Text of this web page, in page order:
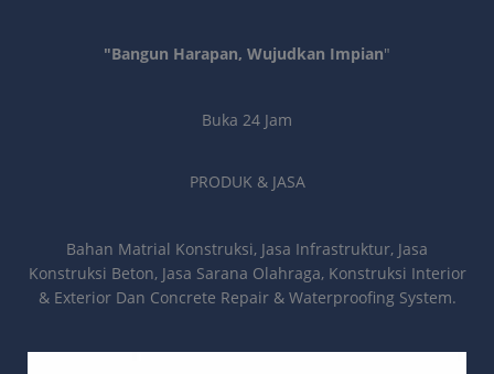
"Bangun Harapan, Wujudkan Impian"
Buka 24 Jam
PRODUK & JASA
Bahan Matrial Konstruksi, Jasa Infrastruktur, Jasa
Konstruksi Beton, Jasa Sarana Olahraga, Konstruksi Interior
& Exterior Dan Concrete Repair & Waterproofing System.